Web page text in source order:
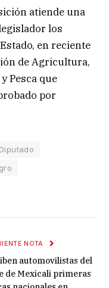
atiende una
los
en reciente
de Agricultura,
Pesca que
por
Diputado
NOTA
automovilistas del
de Mexicali primeras